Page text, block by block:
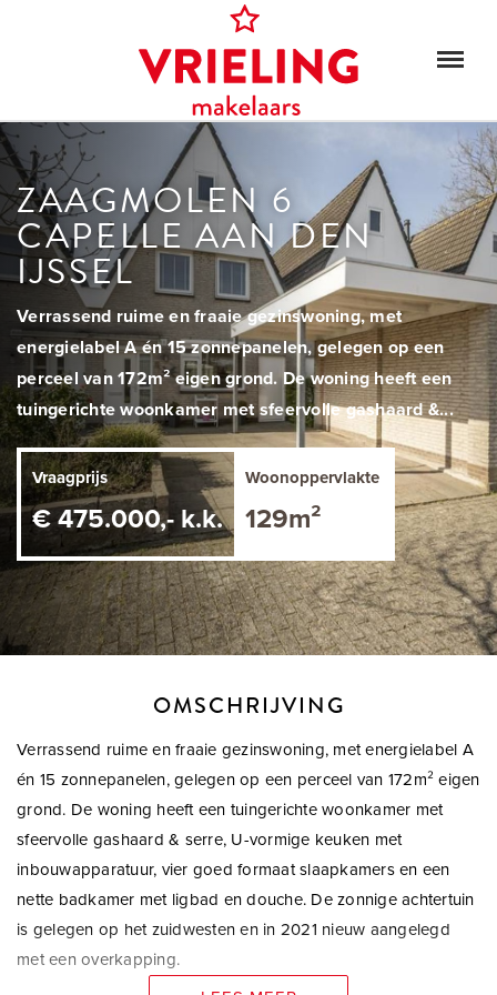
ZAAGMOLEN 6
CAPELLE AAN DEN
IJSSEL
Verrassend ruime en fraaie gezinswoning, met
energielabel A én 15 zonnepanelen, gelegen op een
perceel van 172m² eigen grond. De woning heeft een
tuingerichte woonkamer met sfeervolle gashaard &...
Vraagprijs
€ 475.000,- k.k.
Woonoppervlakte
129m²
OMSCHRIJVING
Verrassend ruime en fraaie gezinswoning, met energielabel A
én 15 zonnepanelen, gelegen op een perceel van 172m² eigen
grond. De woning heeft een tuingerichte woonkamer met
sfeervolle gashaard & serre, U-vormige keuken met
inbouwapparatuur, vier goed formaat slaapkamers en een
nette badkamer met ligbad en douche. De zonnige achtertuin
is gelegen op het zuidwesten en in 2021 nieuw aangelegd
met een overkapping.